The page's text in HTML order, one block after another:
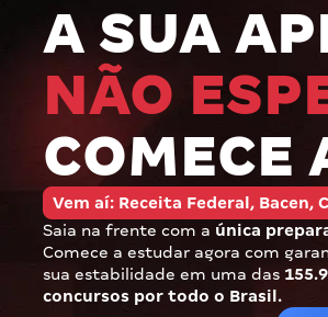
A SUA
NÃO
COMECE
Vem aí: Receita Federal, Bacen,
Saia na frente com a única
Comece a estudar agora com
sua estabilidade em uma das
concursos por todo o Brasil.
Residências Multiprofissionais
Preparação completa e intensiva para as principais
residências em saúde do Brasil
Concursos
Assinatura Ilimitada
Cursos 20% OFF
Pós